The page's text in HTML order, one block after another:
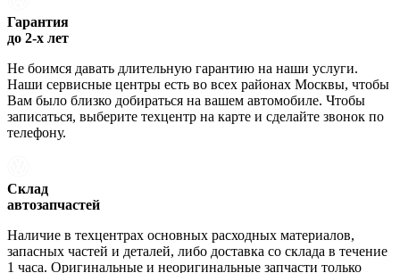
Гарантия
до 2-х лет
Не боимся давать длительную гарантию на наши услуги.
Наши сервисные центры есть во всех районах Москвы, чтобы
Вам было близко добираться на вашем автомобиле. Чтобы
записаться, выберите техцентр на карте и сделайте звонок по
телефону.
Склад
автозапчастей
Наличие в техцентрах основных расходных материалов,
запасных частей и деталей, либо доставка со склада в течение
1 часа. Оригинальные и неоригинальные запчасти только